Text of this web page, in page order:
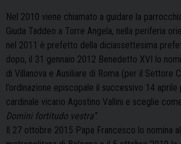
Nel 2010 viene chiamato a guidare la
Giuda Taddeo a Torre Angela, nella periferia
nel 2011 è prefetto della diciassettesima
dopo, il 31 gennaio 2012 Benedetto XVI lo
di Villanova e Ausiliare di Roma (per il Settore
l’ordinazione episcopale il successivo 14 aprile
cardinale vicario Agostino Vallini e sceglie
Domini fortitudo vestra”.
Il 27 ottobre 2015 Papa Francesco lo nomina